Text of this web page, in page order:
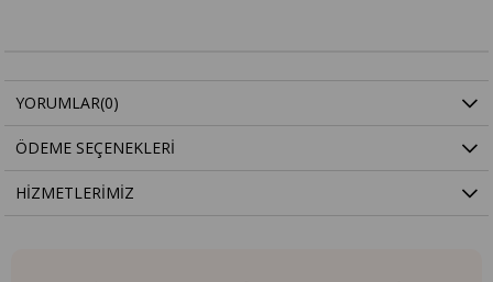
YORUMLAR(0)
ÖDEME SEÇENEKLERI
HIZMETLERIMIZ